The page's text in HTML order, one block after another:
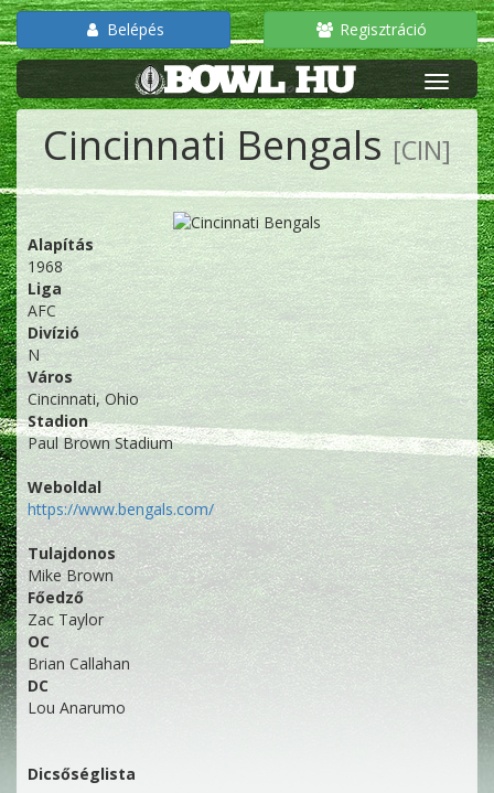
Belépés Regisztráció
Cincinnati Bengals [CIN]
Alapítás
1968
Liga
AFC
Divízió
N
Város
Cincinnati, Ohio
Stadion
Paul Brown Stadium
Weboldal
https://www.bengals.com/
Tulajdonos
Mike Brown
Főedző
Zac Taylor
OC
Brian Callahan
DC
Lou Anarumo
Dicsőséglista